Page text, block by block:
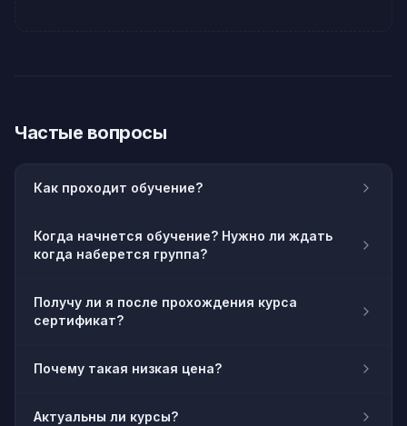
Частые вопросы
Как проходит обучение?
Когда начнется обучение? Нужно ли ждать
когда наберется группа?
Получу ли я после прохождения курса
сертификат?
Почему такая низкая цена?
Актуальны ли курсы?